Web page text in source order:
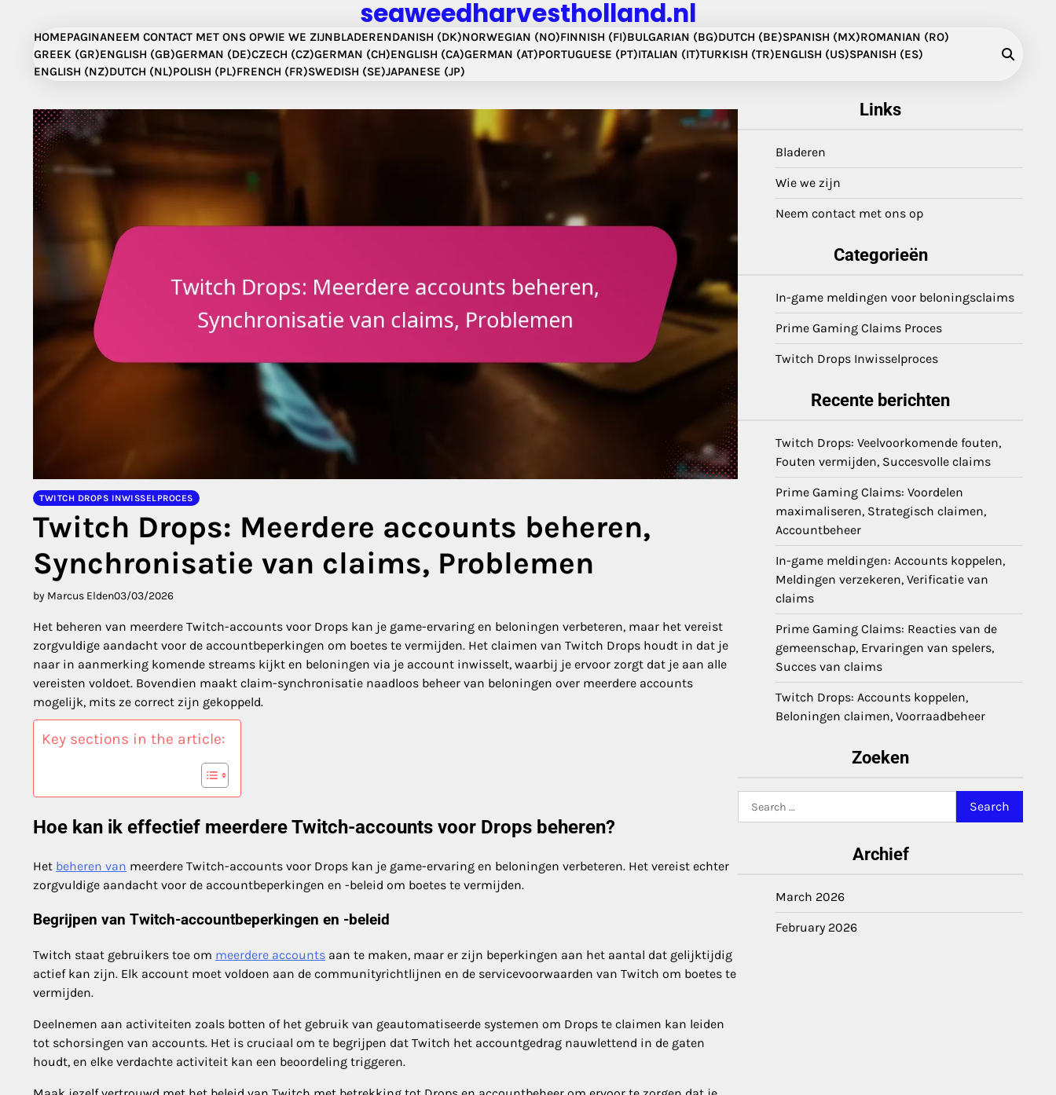
content
seaweedharvestholland.nl
HOMEPAGINANEEM CONTACT MET ONS OPWIE WE ZIJNBLADERENDANISH (DK)NORWEGIAN (NO)FINNISH (FI)BULGARIAN (BG)DUTCH (BE)SPANISH (MX)ROMANIAN (RO)
GREEK (GR)ENGLISH (GB)GERMAN (DE)CZECH (CZ)GERMAN (CH)ENGLISH (CA)GERMAN (AT)PORTUGUESE (PT)ITALIAN (IT)TURKISH (TR)ENGLISH (US)SPANISH (ES)
ENGLISH (NZ)DUTCH (NL)POLISH (PL)FRENCH (FR)SWEDISH (SE)JAPANESE (JP)
TWITCH DROPS INWISSELPROCES
Twitch Drops: Meerdere accounts beheren,
Synchronisatie van claims, Problemen
by Marcus Elden03/03/2026
Het beheren van meerdere Twitch-accounts voor Drops kan je game-ervaring en beloningen verbeteren, maar het vereist
zorgvuldige aandacht voor de accountbeperkingen om boetes te vermijden. Het claimen van Twitch Drops houdt in dat je
naar in aanmerking komende streams kijkt en beloningen via je account inwisselt, waarbij je ervoor zorgt dat je aan alle
vereisten voldoet. Bovendien maakt claim-synchronisatie naadloos beheer van beloningen over meerdere accounts
mogelijk, mits ze correct zijn gekoppeld.
Key sections in the article:
Hoe kan ik effectief meerdere Twitch-accounts voor Drops beheren?
Het beheren van meerdere Twitch-accounts voor Drops kan je game-ervaring en beloningen verbeteren. Het vereist echter
zorgvuldige aandacht voor de accountbeperkingen en -beleid om boetes te vermijden.
Begrijpen van Twitch-accountbeperkingen en -beleid
Twitch staat gebruikers toe om meerdere accounts aan te maken, maar er zijn beperkingen aan het aantal dat gelijktijdig
actief kan zijn. Elk account moet voldoen aan de communityrichtlijnen en de servicevoorwaarden van Twitch om boetes te
vermijden.
Deelnemen aan activiteiten zoals botten of het gebruik van geautomatiseerde systemen om Drops te claimen kan leiden
tot schorsingen van accounts. Het is cruciaal om te begrijpen dat Twitch het accountgedrag nauwlettend in de gaten
houdt, en elke verdachte activiteit kan een beoordeling triggeren.
Links
Bladeren
Wie we zijn
Neem contact met ons op
Categorieën
In-game meldingen voor beloningsclaims
Prime Gaming Claims Proces
Twitch Drops Inwisselproces
Recente berichten
Twitch Drops: Veelvoorkomende fouten,
Fouten vermijden, Succesvolle claims
Prime Gaming Claims: Voordelen
maximaliseren, Strategisch claimen,
Accountbeheer
In-game meldingen: Accounts koppelen,
Meldingen verzekeren, Verificatie van
claims
Prime Gaming Claims: Reacties van de
gemeenschap, Ervaringen van spelers,
Succes van claims
Twitch Drops: Accounts koppelen,
Beloningen claimen, Voorraadbeheer
Zoeken
for:
Archief
March 2026
February 2026